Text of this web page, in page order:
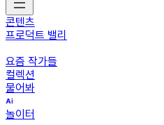
콘텐츠
프로덕트 밸리
요즘 작가들
컬렉션
물어봐
놀이터